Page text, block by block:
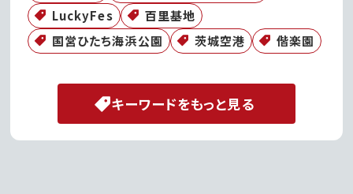
LuckyFes
百里基地
国営ひたち海浜公園
茨城空港 偕楽園
キーワードをもっと見る